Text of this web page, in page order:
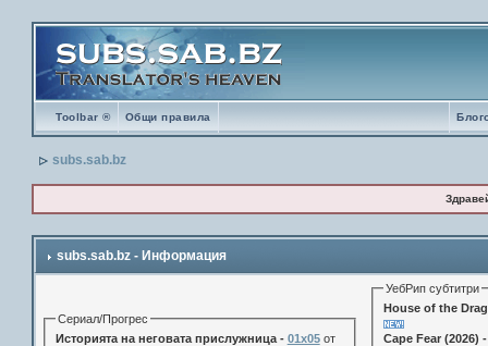
Toolbar ® Общи правила
subs.sab.bz
subs.sab.bz - Информация
Сериал/Прогрес
Историята на неговата прислужница - 01х05от
УебРип субтитри
House of the
Cape Fear (2026)